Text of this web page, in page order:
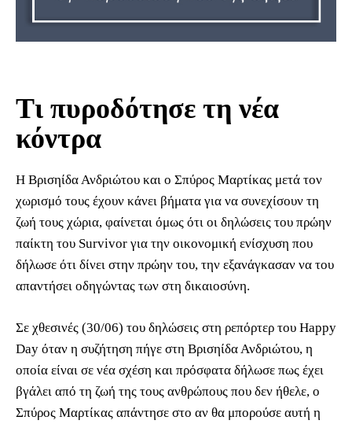
Tι πυροδότησε τη νέα
κόντρα
Η Βρισηίδα Ανδριώτου και ο Σπύρος Μαρτίκας μετά τον
χωρισμό τους έχουν κάνει βήματα για να συνεχίσουν τη
ζωή τους χώρια, φαίνεται όμως ότι οι δηλώσεις του πρώην
παίκτη του Survivor για την οικονομική ενίσχυση που
δήλωσε ότι δίνει στην πρώην του, την εξανάγκασαν να του
απαντήσει οδηγώντας των στη δικαιοσύνη.
Σε χθεσινές (30/06) του δηλώσεις στη ρεπόρτερ του Happy
Day όταν η συζήτηση πήγε στη Βρισηίδα Ανδριώτου, η
οποία είναι σε νέα σχέση και πρόσφατα δήλωσε πως έχει
βγάλει από τη ζωή της τους ανθρώπους που δεν ήθελε, ο
Σπύρος Μαρτίκας απάντησε στο αν θα μπορούσε αυτή η